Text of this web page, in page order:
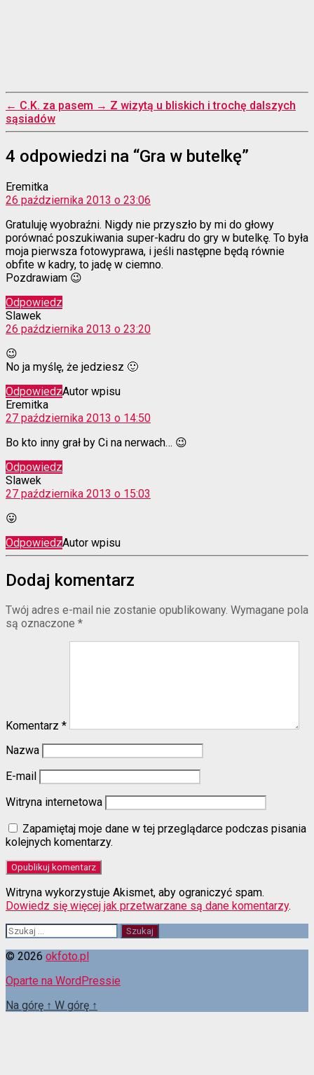
← C.K. za pasem → Z wizytą u bliskich i trochę dalszych
sąsiadów
4 odpowiedzi na “Gra w butelkę”
Eremitkakomentarz:
26 października 2013 o 23:06
Gratuluję wyobraźni. Nigdy nie przyszło by mi do głowy
porównać poszukiwania super-kadru do gry w butelkę. To była
moja pierwsza fotowyprawa, i jeśli następne będą równie
obfite w kadry, to jadę w ciemno.
Pozdrawiam 😉
Odpowiedz
Slawek
26 października 2013 o 23:20
😉
No ja myślę, że jedziesz 🙂
OdpowiedzAutor wpisu
Eremitkakomentarz:
27 października 2013 o 14:50
Bo kto inny grał by Ci na nerwach… 😉
Odpowiedz
Slawek
27 października 2013 o 15:03
😛
OdpowiedzAutor wpisu
Dodaj komentarz
Twój adres e-mail nie zostanie opublikowany. Wymagane pola
są oznaczone *
Komentarz *
Nazwa
E-mail
Witryna internetowa
Zapamiętaj moje dane w tej przeglądarce podczas pisania
kolejnych komentarzy.
Witryna wykorzystuje Akismet, aby ograniczyć spam.
Dowiedz się więcej jak przetwarzane są dane komentarzy.
Szukaj:
© 2026 okfoto.pl
Oparte na WordPressie
Na górę ↑ W górę ↑